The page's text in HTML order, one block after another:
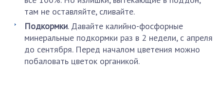
там не оставляйте, сливайте.
Подкормки. Давайте калийно-фосфорные
минеральные подкормки раз в 2 недели, с апреля
до сентября. Перед началом цветения можно
побаловать цветок органикой.